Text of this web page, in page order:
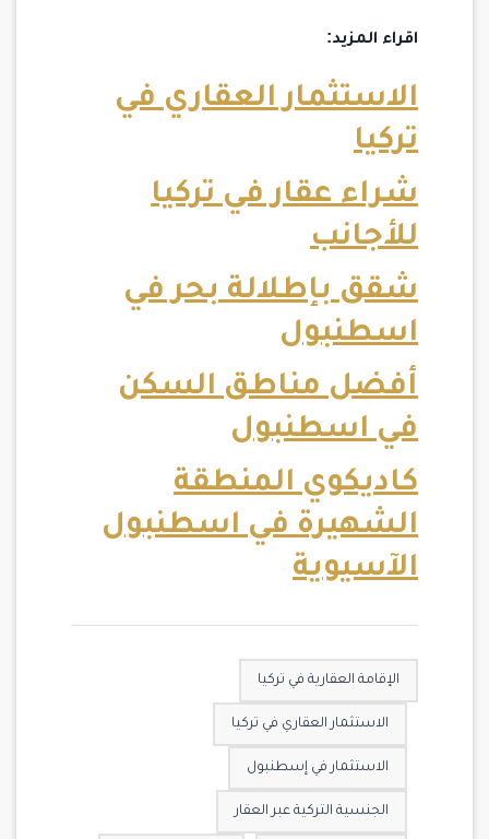
اقراء المزيد:
الاستثمار العقاري في
تركيا
شراء عقار في تركيا
للأجانب
شقق بإطلالة بحر في
اسطنبول
أفضل مناطق السكن
في اسطنبول
كاديكوي المنطقة
الشهيرة في اسطنبول
الآسيوية
الإقامة العقارية في تركيا
الاستثمار العقاري في تركيا
الاستثمار في إسطنبول
الجنسية التركية عبر العقار